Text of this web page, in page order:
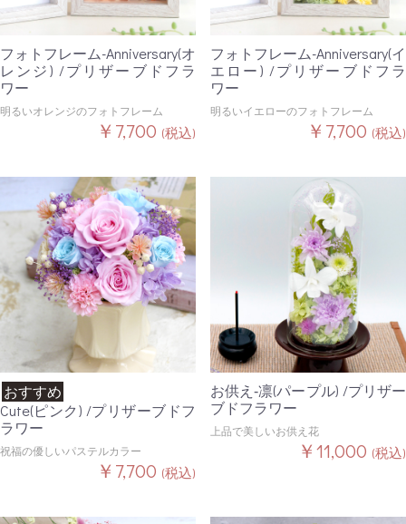
フォトフレーム-Anniversary(オ
レンジ) /プリザーブドフラ
ワー
明るいオレンジのフォトフレーム
￥7,700 (税込)
フォトフレーム-Anniversary(イ
エロー) /プリザーブドフラ
ワー
明るいイエローのフォトフレーム
￥7,700 (税込)
おすすめ
Cute(ピンク) /プリザーブドフ
ラワー
祝福の優しいパステルカラー
￥7,700 (税込)
お供え‐凛(パープル) /プリザー
ブドフラワー
上品で美しいお供え花
￥11,000 (税込)